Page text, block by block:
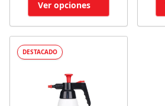
Ver opciones
DESTACADO